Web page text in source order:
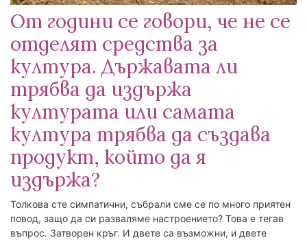
От години се говори, че не се
отделят средства за
култура. Държавата ли
трябва да издържа
културата или самата
култура трябва да създава
продукт, който да я
издържа?
Толкова сте симпатични, събрали сме се по много приятен
повод, защо да си разваляме настроението? Това е тегав
въпрос. Затворен кръг. И двете са възможни, и двете